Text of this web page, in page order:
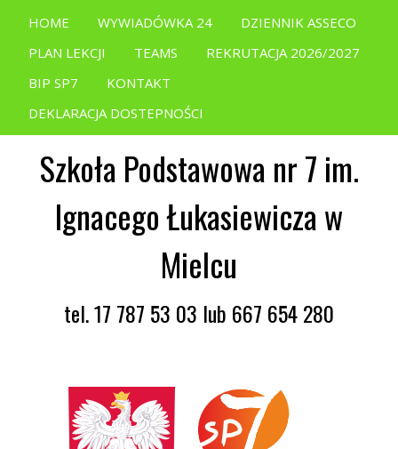
HOME WYWIADÓWKA 24
DZIENNIK ASSECO
PLAN LEKCJI
TEAMS
REKRUTACJA 2026/2027
BIP SP7
KONTAKT
DEKLARACJA DOSTEPNOŚCI
Szkoła Podstawowa nr 7 im.
Ignacego Łukasiewicza w
Mielcu
tel. 17 787 53 03 lub 667 654 280